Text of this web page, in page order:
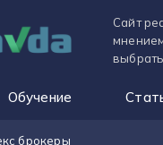
Сайт
Обучение
брокеры